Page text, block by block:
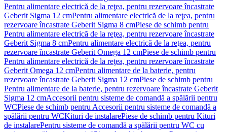
Pentru alimentare electrică de la reţea, pentru rezervoare încastrate
Geberit Sigma 12 cmPentru alimentare electrică de la reţea, pentru
rezervoare încastrate Geberit Sigma 8 cmPiese de schimb pentru
Pentru alimentare electrică de la reţea, pentru rezervoare încastrate
Geberit Sigma 8 cmPentru alimentare electrică de la reţea, pentru
rezervoare încastrate Geberit Omega 12 cmPiese de schimb pentru
Pentru alimentare electrică de la reţea, pentru rezervoare încastrate
Geberit Omega 12 cmPentru alimentare de la baterie, pentru
rezervoare încastrate Geberit Sigma 12 cmPiese de schimb pentru
Pentru alimentare de la baterie, pentru rezervoare încastrate Geberit
Sigma 12 cmAccesorii pentru sisteme de comandă a spălării pentru
WCPiese de schimb pentru Accesorii pentru sisteme de comandă a
spălării pentru WCKituri de instalarePiese de schimb pentru Kituri
de instalarePentru sisteme de comandă a spălării pentru WC cu